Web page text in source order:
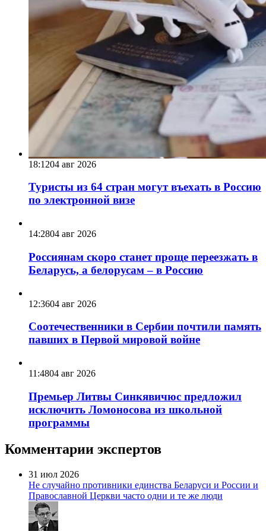
18:1204 авг 2026
Туристы из 64 стран могут въехать в Россию
по электронной визе
14:2804 авг 2026
Россиянам скоро станет проще переезжать в
Беларусь, а белорусам – в Россию
12:3604 авг 2026
Соотечественники в Сербии почтили память
павших в Первой мировой войне
11:4804 авг 2026
Премьер Литвы Синкявичюс предложил
исключить Ломоносова из школьной
программы
Комментарии экспертов
31 июл 2026
Не случайно противники единства Беларуси и России и
Православной Церкви часто одни и те же люди